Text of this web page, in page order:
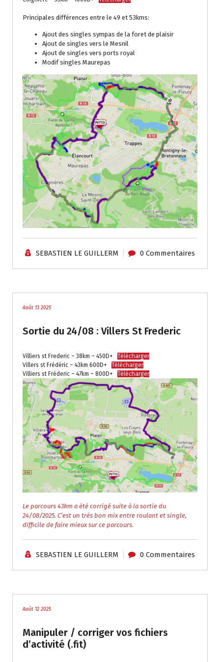
Principales différences entre le 49 et 53kms:
Ajout des singles sympas de la foret de plaisir
Ajout de singles vers le Mesnil
Ajout de singles vers ports royal
Modif singles Maurepas
SEBASTIEN LE GUILLERM 0 Commentaires
Août 13 2025
Sortie du 24/08 : Villers St Frederic
Villiers st Frederic – 38km – 450D+
Télécharger
Villers st Frédéric – 43km 600D+
Télécharger
Villiers st Fréderic – 47km – 800D+
Télécharger
Le parcours 43km a été corrigé suite à la sortie du
24/08/2025. C’est un très bon mix entre roulant et single,
difficile de faire mieux sur ce parcours.
SEBASTIEN LE GUILLERM 0 Commentaires
Août 12 2025
Manipuler / corriger vos fichiers
d’activité (.fit)